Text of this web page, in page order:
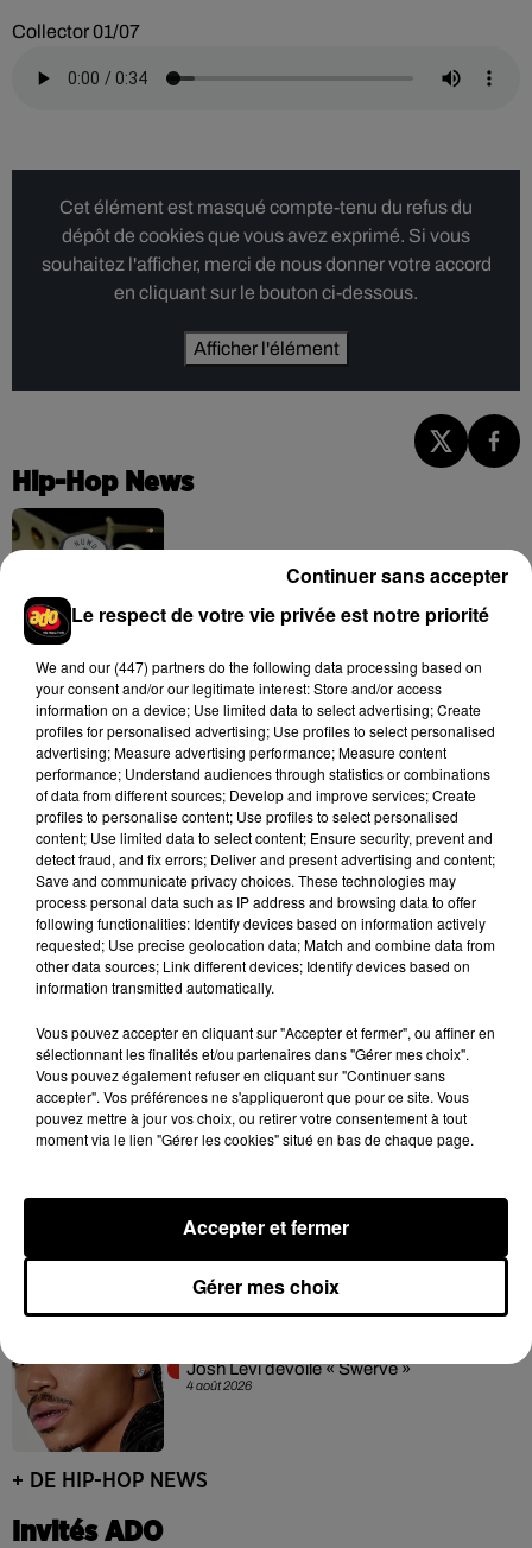
Collector 01/07
Cet élément est masqué compte-tenu du refus du
dépôt de cookies que vous avez exprimé. Si vous
souhaitez l'afficher, merci de nous donner votre accord
en cliquant sur le bouton ci-dessous.
Afficher l'élément
Hip-Hop News
Brent Faiyaz a le cœur brisé dans son
7 août 2026
Rihanna de retour en studio ? A$AP
Rocky relance l'espoir des fans
7 août 2026
Tayc et Didi B dévoilent le single le plus
dansant de l’année
6 août 2026
Franglish et Keblack dévoilent une
session live surprise
5 août 2026
Après le film, bientôt une docu-série sur
le père de Michael Jackson
4 août 2026
Josh Levi dévoile « Swerve »
+ DE HIP-HOP NEWS
Invités ADO
Le respect de votre vie privée est notre priorité
We and our (447) partnersdo the following data processing based on
your consent and/or our legitimate interest: Store and/or access
information on a device; Use limited data to select advertising; Create
profiles for personalised advertising; Use profiles to select personalised
advertising; Measure advertising performance; Measure content
performance; Understand audiences through statistics or combinations
of data from different sources; Develop and improve services; Create
profiles to personalise content; Use profiles to select personalised
content; Use limited data to select content; Ensure security, prevent and
detect fraud, and fix errors; Deliver and present advertising and content;
Save and communicate privacy choices. These technologies may
process personal data such as IP address and browsing data to offer
following functionalities: Identify devices based on information actively
requested; Use precise geolocation data; Match and combine data from
other data sources; Link different devices; Identify devices based on
information transmitted automatically.
Vous pouvez accepter en cliquant sur "Accepter et fermer", ou affiner en
sélectionnant les finalités et/ou partenaires dans "Gérer mes choix".
Vous pouvez également refuser en cliquant sur "Continuer sans
accepter". Vos préférences ne s'appliqueront que pour ce site. Vous
pouvez mettre à jour vos choix, ou retirer votre consentement à tout
moment via le lien "Gérer les cookies" situé en bas de chaque page.
Gérer mes choix
Accepter et fermer
Continuer sans accepter